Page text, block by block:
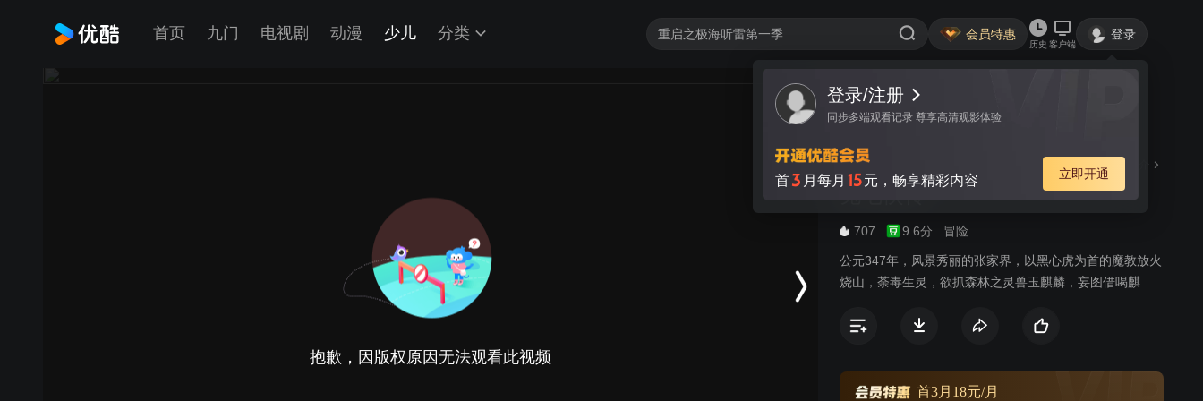
首页 九门 电视剧 动漫 少儿 分类 会员特惠
历史 客户端
登录
抱歉，因版权原因无法观看此视频
视频 讨论
虹猫蓝兔功夫系列一 虹猫蓝
兔七侠传
简介
707 9.6分 冒险
公元347年，风景秀丽的张家界，以黑心虎为首的魔教放火
烧山，荼毒生灵，欲抓森林之灵兽玉麒麟，妄图借喝麒麟
宁，虹猫的父亲（白猫）联合蓝兔的母亲等七人，七剑合
七剑合璧，但此时的七剑，除了虹猫父亲，其他六剑早已
首3月18元/月